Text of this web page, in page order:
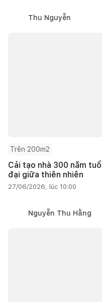
Thu Nguyễn
Trên 200m2
Cải tạo nhà 300 năm
đại giữa thiên nhiên
27/06/2026, lúc 10:00
Nguyễn Thu Hằng